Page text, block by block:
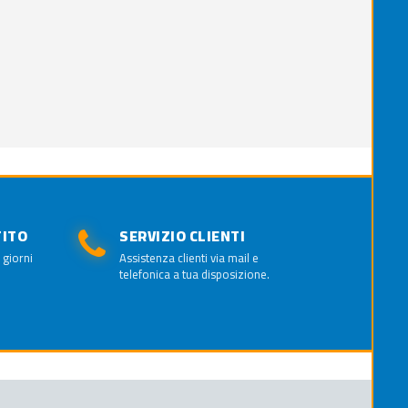
SERVIZIO CLIENTI
Assistenza clienti via mail e
telefonica a tua disposizione.